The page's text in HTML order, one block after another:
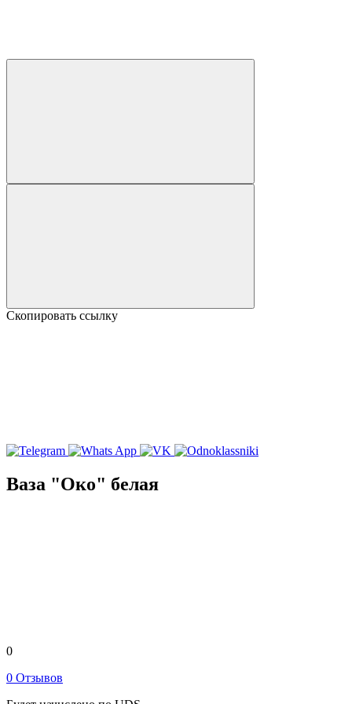
Скопировать ссылку
Ваза "Око" белая
0
0 Отзывов